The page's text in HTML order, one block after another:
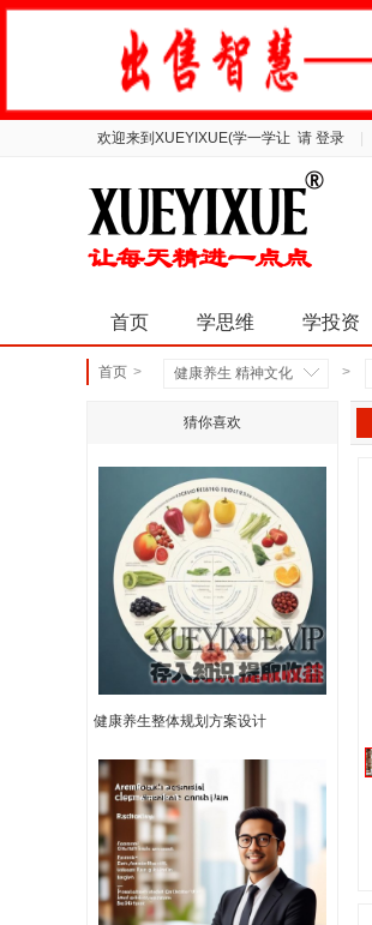
欢迎来到XUEYIXUE(学一学让 请 登录
首页 学思维 学投资
首页 > 健康养生 精神文化 >
猜你喜欢
健康养生整体规划方案设计